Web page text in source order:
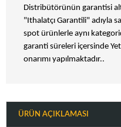
Distribütörünün garantisi
"Ithalatçı Garantili" adıyla
spot ürünlerle aynı
garanti süreleri içersinde
onarımı yapılmaktadır..
ÜRÜN AÇIKLAMASI